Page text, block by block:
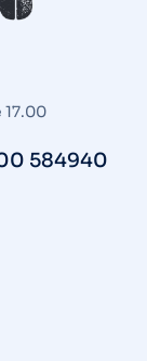
17.00
584940